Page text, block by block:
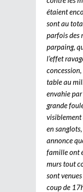
étaient
sont au
parfois des
parpaing,
l’effet
table au
envahie par
grande
visiblement
en
annonce
famille ont
murs tout
sont
coup de